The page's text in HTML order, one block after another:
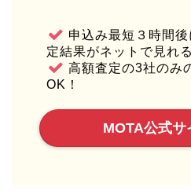
申込み最短３時間
定結果がネットで見れる
高額査定の3社のみ
OK！
MOTA公式サ